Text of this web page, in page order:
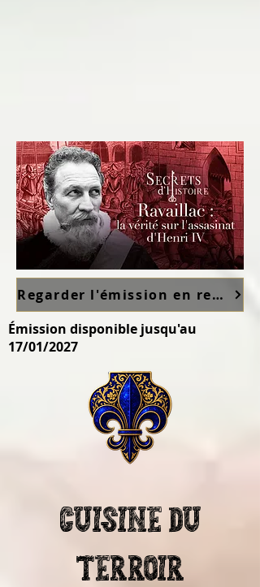
Regarder l'émission en replay sur France TV ici
Émission disponible jusqu'au
17/01/2027
Cuisine du
terroir